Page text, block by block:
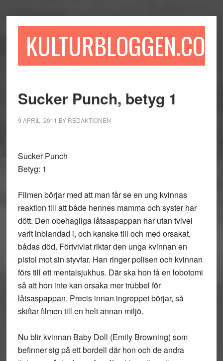
till
till
sidofältet
till
KULTURBLOGGEN.COM
Sucker Punch, betyg 1
9 APRIL, 2011 BY REDAKTIONEN
Sucker Punch
Betyg: 1
Filmen börjar med att man får se en ung kvinnas
reaktion till att både hennes mamma och syster har
dött. Den obehagliga låtsaspappan har utan tvivel
varit inblandad i, och kanske till och med orsakat,
bådas död. Förtvivlat riktar den unga kvinnan en
pistol mot sin styvfar. Han ringer polisen och kvinnan
förs till ett mentalsjukhus. Där ska hon få en lobotomi
så att hon inte kan orsaka mer trubbel för
låtsaspappan. Precis innan ingreppet börjar, så
skiftar filmen till en helt annan miljö.
Nu blir kvinnan Baby Doll (Emily Browning) som
befinner sig på ett bordell där hon och de andra